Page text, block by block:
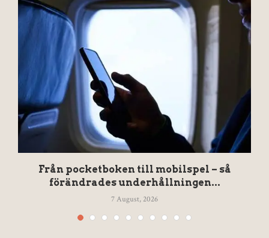
Från pocketboken till mobilspel – så
förändrades underhållningen...
7 August, 2026